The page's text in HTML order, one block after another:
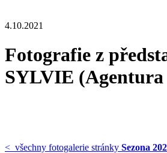
4.10.2021
Fotografie z
SYLVIE
< všechny fotogalerie stránky Sezona